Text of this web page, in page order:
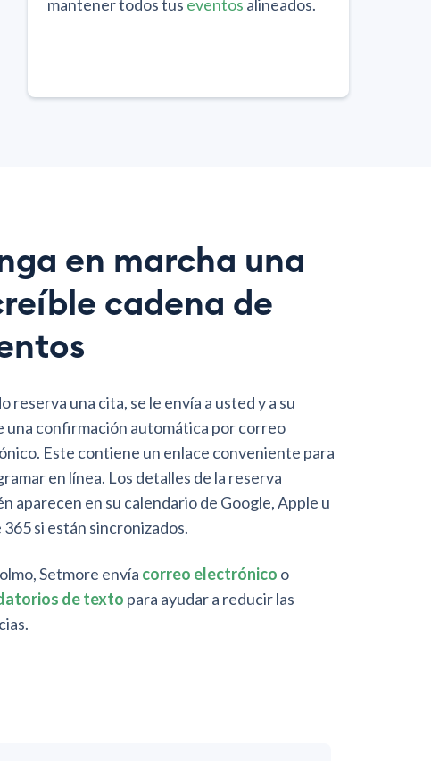
mantener todos tus eventos alineados.
en marcha una
cadena de
reserva una cita, se le envía a usted y a su
una confirmación automática por correo
Este contiene un enlace conveniente para
en línea. Los detalles de la reserva
aparecen en su calendario de Google, Apple u
si están sincronizados.
Setmore envía correo electrónico o
de texto para ayudar a reducir las